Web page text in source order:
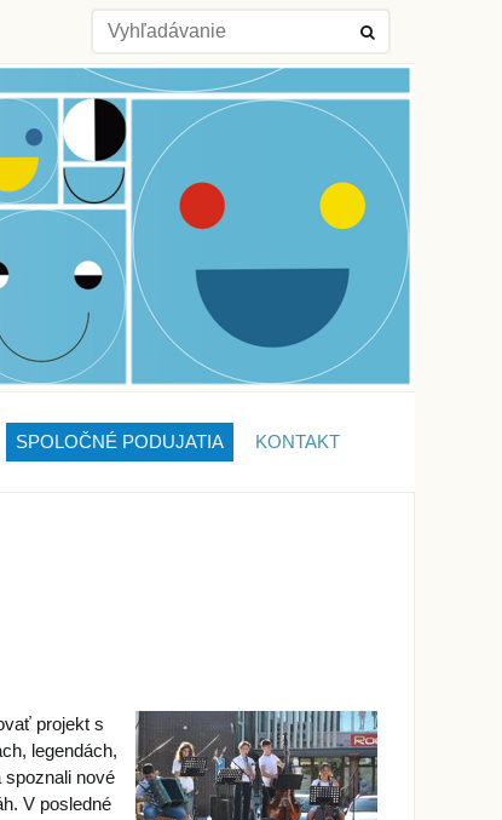
SPOLOČNÉ PODUJATIA KONTAKT
projekt s
legendách,
spoznali nové
V posledné